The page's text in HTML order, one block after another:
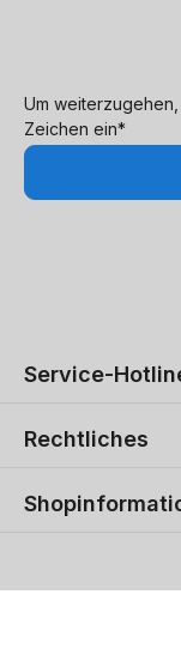
Um
Zeichen ein*
Service-
Rechtliches